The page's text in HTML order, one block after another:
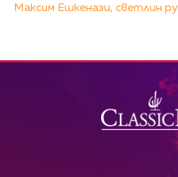
Максим Ешкенази, светлин